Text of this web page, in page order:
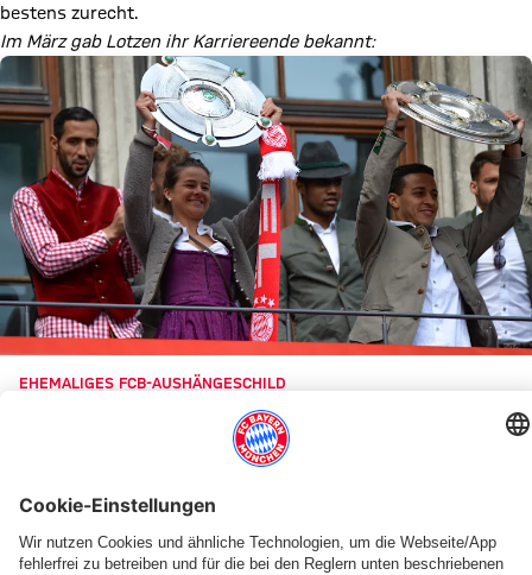
bestens zurecht.
Im März gab Lotzen ihr Karriereende bekannt:
EHEMALIGES FCB-AUSHÄNGESCHILD
Lena Lotzen gibt Karriereende bekannt